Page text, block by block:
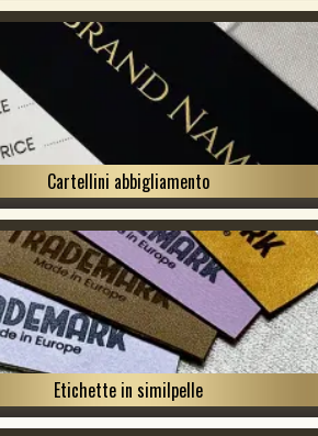
Cartellini abbigliamento
Etichette in similpelle